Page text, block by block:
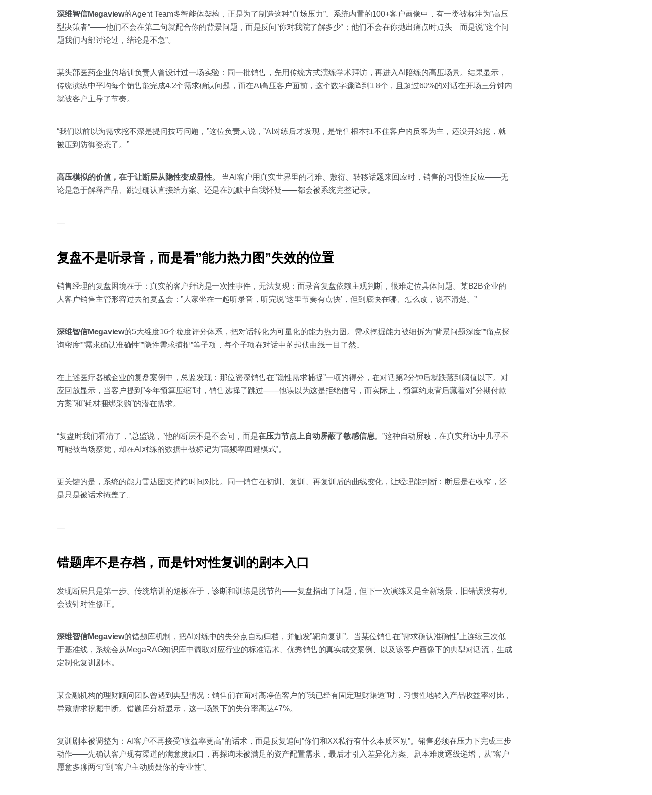
深维智信Megaview的Agent Team多智能体架构，正是为了制造这种”真场压力”。系统内置的100+客户画像中，有一类被标注为”高压
型决策者”——他们不会在第二句就配合你的背景问题，而是反问”你对我院了解多少”；他们不会在你抛出痛点时点头，而是说”这个问
题我们内部讨论过，结论是不急”。
某头部医药企业的培训负责人曾设计过一场实验：同一批销售，先用传统方式演练学术拜访，再进入AI陪练的高压场景。结果显示，
传统演练中平均每个销售能完成4.2个需求确认问题，而在AI高压客户面前，这个数字骤降到1.8个，且超过60%的对话在开场三分钟内
就被客户主导了节奏。
“我们以前以为需求挖不深是提问技巧问题，”这位负责人说，”AI对练后才发现，是销售根本扛不住客户的反客为主，还没开始挖，就
被压到防御姿态了。”
高压模拟的价值，在于让断层从隐性变成显性。
当AI客户用真实世界里的刁难、敷衍、转移话题来回应时，销售的习惯性反应——无
论是急于解释产品、跳过确认直接给方案、还是在沉默中自我怀疑——都会被系统完整记录。
—
复盘不是听录音，而是看”能力热力图”失效的位置
销售经理的复盘困境在于：真实的客户拜访是一次性事件，无法复现；而录音复盘依赖主观判断，很难定位具体问题。某B2B企业的
大客户销售主管形容过去的复盘会：”大家坐在一起听录音，听完说’这里节奏有点快’，但到底快在哪、怎么改，说不清楚。”
深维智信Megaview的5大维度16个粒度评分体系，把对话转化为可量化的能力热力图。需求挖掘能力被细拆为”背景问题深度””痛点探
询密度””需求确认准确性””隐性需求捕捉”等子项，每个子项在对话中的起伏曲线一目了然。
在上述医疗器械企业的复盘案例中，总监发现：那位资深销售在”隐性需求捕捉”一项的得分，在对话第2分钟后就跌落到阈值以下。对
应回放显示，当客户提到”今年预算压缩”时，销售选择了跳过——他误以为这是拒绝信号，而实际上，预算约束背后藏着对”分期付款
方案”和”耗材捆绑采购”的潜在需求。
“复盘时我们看清了，”总监说，”他的断层不是不会问，而是在压力节点上自动屏蔽了敏感信息。”这种自动屏蔽，在真实拜访中几乎不
可能被当场察觉，却在AI对练的数据中被标记为”高频率回避模式”。
更关键的是，系统的能力雷达图支持跨时间对比。同一销售在初训、复训、再复训后的曲线变化，让经理能判断：断层是在收窄，还
是只是被话术掩盖了。
—
错题库不是存档，而是针对性复训的剧本入口
发现断层只是第一步。传统培训的短板在于，诊断和训练是脱节的——复盘指出了问题，但下一次演练又是全新场景，旧错误没有机
会被针对性修正。
深维智信Megaview的错题库机制，把AI对练中的失分点自动归档，并触发”靶向复训”。当某位销售在”需求确认准确性”上连续三次低
于基准线，系统会从MegaRAG知识库中调取对应行业的标准话术、优秀销售的真实成交案例、以及该客户画像下的典型对话流，生成
定制化复训剧本。
某金融机构的理财顾问团队曾遇到典型情况：销售们在面对高净值客户的”我已经有固定理财渠道”时，习惯性地转入产品收益率对比，
导致需求挖掘中断。错题库分析显示，这一场景下的失分率高达47%。
复训剧本被调整为：AI客户不再接受”收益率更高”的话术，而是反复追问”你们和XX私行有什么本质区别”。销售必须在压力下完成三步
动作——先确认客户现有渠道的满意度缺口，再探询未被满足的资产配置需求，最后才引入差异化方案。剧本难度逐级递增，从”客户
愿意多聊两句”到”客户主动质疑你的专业性”。